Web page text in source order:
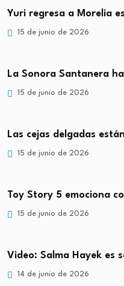
Yuri regresa a Morelia
15 de junio de 2026
La Sonora Santanera
15 de junio de 2026
Las cejas delgadas
15 de junio de 2026
Toy Story 5 emociona
15 de junio de 2026
Video: Salma Hayek es
14 de junio de 2026